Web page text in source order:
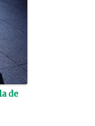
de